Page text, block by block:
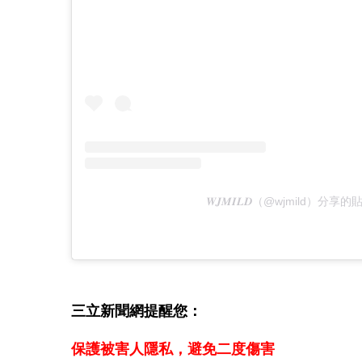
𝑾𝑱𝑴𝑰𝑳𝑫（@wjmild）分享的
三立新聞網提醒您：
保護被害人隱私，避免二度傷害